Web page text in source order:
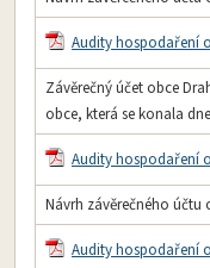
Audity hospodaření
Závěrečný účet obce
obce, která se konala dne
Audity hospodaření
Návrh závěrečného účtu
Audity hospodaření